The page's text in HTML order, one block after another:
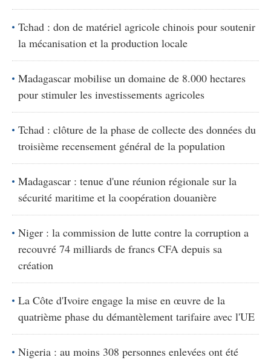
Tchad : don de matériel agricole chinois pour soutenir
la mécanisation et la production locale
Madagascar mobilise un domaine de 8.000 hectares
pour stimuler les investissements agricoles
Tchad : clôture de la phase de collecte des données du
troisième recensement général de la population
Madagascar : tenue d'une réunion régionale sur la
sécurité maritime et la coopération douanière
Niger : la commission de lutte contre la corruption a
recouvré 74 milliards de francs CFA depuis sa
création
La Côte d'Ivoire engage la mise en œuvre de la
quatrième phase du démantèlement tarifaire avec l'UE
Nigeria : au moins 308 personnes enlevées ont été